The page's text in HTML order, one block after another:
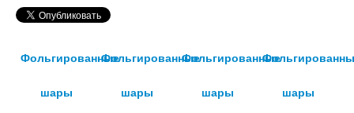
Фольгированные
шары
Фольгированные
шары
Фольгированные
шары шары